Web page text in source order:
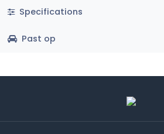
Specifications
Past op